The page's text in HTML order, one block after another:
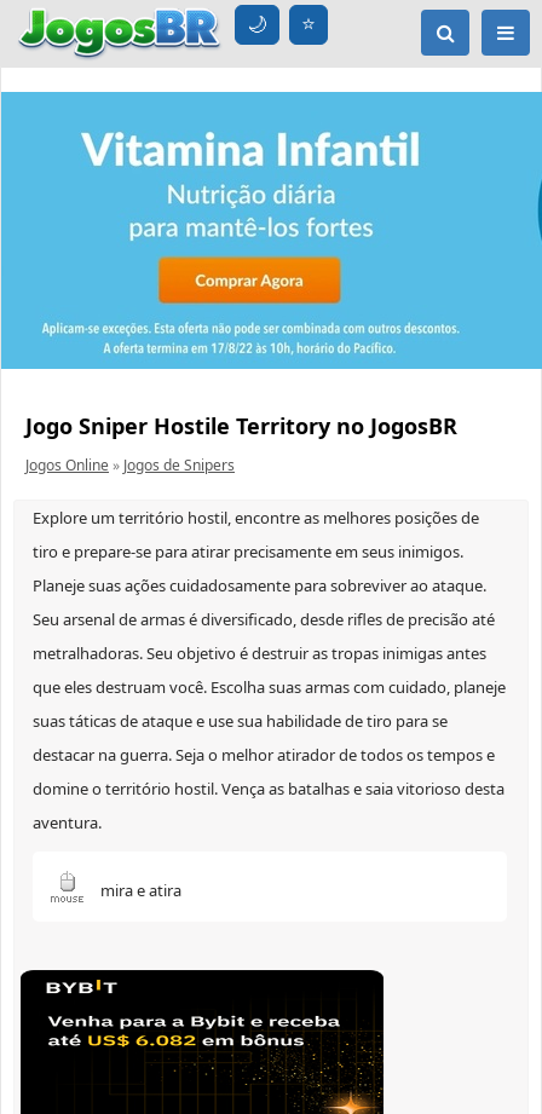
🌙 ⭐
Jogo Sniper Hostile Territory no JogosBR
Jogos Online» Jogos de Snipers
Explore um território hostil, encontre as melhores posições de
tiro e prepare-se para atirar precisamente em seus inimigos.
Planeje suas ações cuidadosamente para sobreviver ao ataque.
Seu arsenal de armas é diversificado, desde rifles de precisão até
metralhadoras. Seu objetivo é destruir as tropas inimigas antes
que eles destruam você. Escolha suas armas com cuidado, planeje
suas táticas de ataque e use sua habilidade de tiro para se
destacar na guerra. Seja o melhor atirador de todos os tempos e
domine o território hostil. Vença as batalhas e saia vitorioso desta
aventura.
mira e atira